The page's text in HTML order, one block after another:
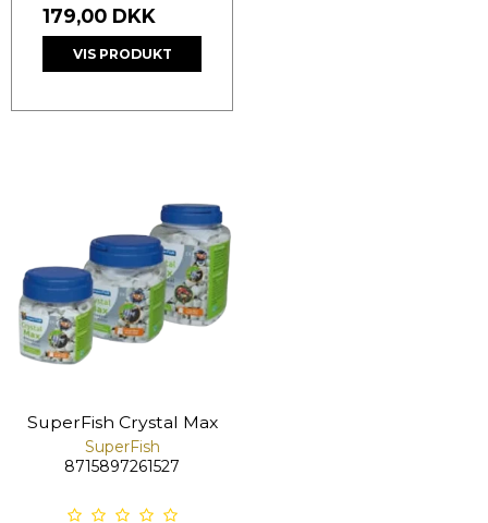
179,00 DKK
VIS PRODUKT
SuperFish Crystal Max
SuperFish
8715897261527